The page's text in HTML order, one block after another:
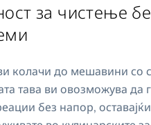
за чистење
колачи до мешавини со
тава ви овозможува да
без напор,